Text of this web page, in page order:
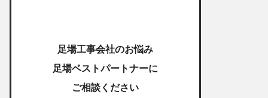
足場工事会社のお悩み
足場ベストパートナーに
ご相談ください